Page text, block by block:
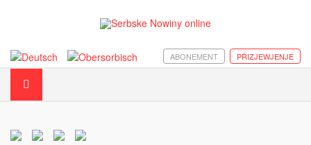
PŘIZJEWJENJE
ABONEMENT